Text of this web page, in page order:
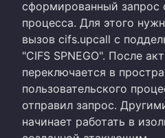
сформированный запрос
процесса. Для этого
вызов cifs.upcall с
"CIFS SPNEGO". После
переключается в
пользовательского
отправил запрос.
начинает работать в